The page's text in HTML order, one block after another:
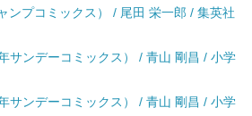
ンプコミックス） / 尾田 栄一郎 / 集英社
サンデーコミックス） / 青山 剛昌 / 小学
サンデーコミックス） / 青山 剛昌 / 小学